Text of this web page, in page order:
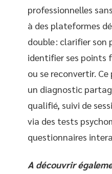
professionnelles
à des plateformes
double : clarifier
identifier ses points
ou se reconvertir.
un diagnostic
qualifié, suivi de
via des tests
questionnaires
A découvrir